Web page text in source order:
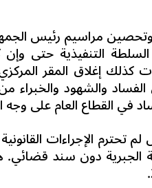
الشعب وتحصين مراسيم رئيس
التنفيذية حتى
إغلاق المقر
والشهود والخبراء
في القطاع العام على
الإجراءات القانونية
دون سند قضائي.